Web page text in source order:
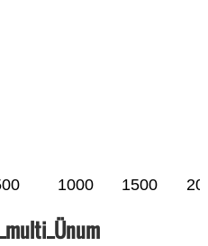
1000 1500